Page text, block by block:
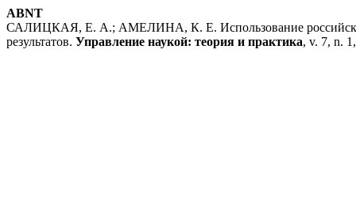
ABNT
САЛИЦКАЯ, Е. А.; АМЕЛИНА, К. Е. Использование
результатов. Управление наукой: теория и практика, v. 7, n.